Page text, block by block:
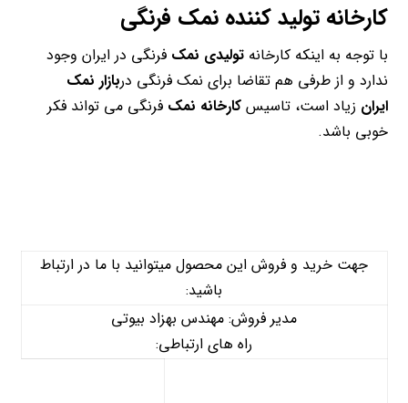
کارخانه تولید کننده نمک فرنگی
با توجه به اینکه کارخانهتولیدی نمک فرنگی در ایران وجود
ندارد و از طرفی هم تقاضا برای نمک فرنگی دربازار نمک
ایران زیاد است، تاسیسکارخانه نمک فرنگی می تواند فکر
خوبی باشد.
جهت خرید و فروش این محصول میتوانید با ما در ارتباط
باشید:
مدیر فروش: مهندس بهزاد بیوتی
راه های ارتباطی: